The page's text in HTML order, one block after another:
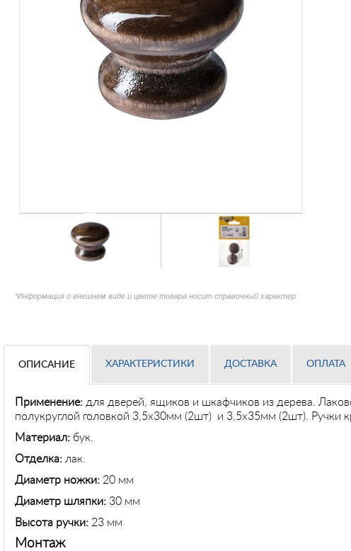
*Информация о внешнем виде и цвете товара носит справочный характер
ОПИСАНИЕ ХАРАКТЕРИСТИКИ ДОСТАВКА ОПЛАТА
Применение: для дверей, ящиков и шкафчиков из дерева.
полукруглой головкой 3,5х30мм (2шт) и 3,5х35мм (2шт). Ручки
Материал: бук.
Отделка: лак.
Диаметр ножки: 20 мм
Диаметр шляпки: 30 мм
Высота ручки: 23 мм
Монтаж